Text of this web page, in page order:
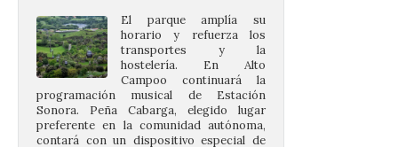
transportes y la
hostelería. En Alto
Campoo continuará la
programación musical de Estación
Sonora. Peña Cabarga, elegido lugar
preferente en la comunidad autónoma,
contará con un dispositivo especial de
seguridad y acceso […]